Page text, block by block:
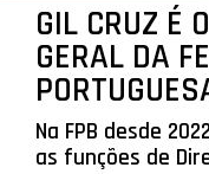
GIL CRUZ É
GERAL DA
Na FPB desde
as funções de